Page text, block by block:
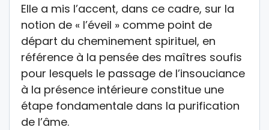
Elle a mis l’accent, dans ce cadre, sur la
notion de « l’éveil » comme point de
départ du cheminement spirituel, en
référence à la pensée des maîtres soufis
pour lesquels le passage de l’insouciance
à la présence intérieure constitue une
étape fondamentale dans la purification
de l’âme.